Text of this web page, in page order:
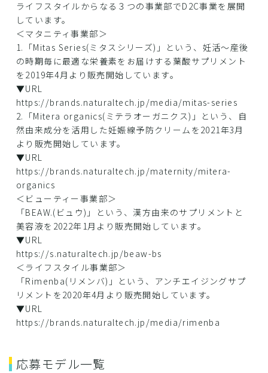
ライフスタイルからなる３つの事業部でD2C事業を展開
しています。
＜マタニティ事業部＞
1.「Mitas Series(ミタスシリーズ)」という、妊活～産後
の時期毎に最適な栄養素をお届けする葉酸サプリメント
を2019年4月より販売開始しています。
▼URL
https://brands.naturaltech.jp/media/mitas-series
2.「Mitera organics(ミテラオーガニクス)」という、自
然由来成分を活用した妊娠線予防クリームを2021年3月
より販売開始しています。
▼URL
https://brands.naturaltech.jp/maternity/mitera-
organics
＜ビューティー事業部＞
「BEAW.(ビュウ)」という、漢方由来のサプリメントと
美容液を2022年1月より販売開始しています。
▼URL
https://s.naturaltech.jp/beaw-bs
＜ライフスタイル事業部＞
「Rimenba(リメンバ)」という、アンチエイジングサプ
リメントを2020年4月より販売開始しています。
▼URL
https://brands.naturaltech.jp/media/rimenba
応募モデル一覧